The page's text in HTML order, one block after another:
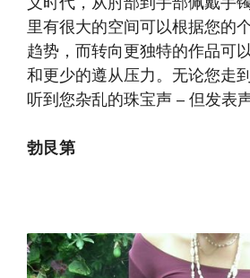
里有很大的空间可以根据您的
趋势，而转向更独特的作品可
和更少的遵从压力。无论您走
听到您杂乱的珠宝声 – 但发表
勃艮第